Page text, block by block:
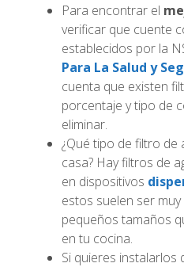
Para encontrar el
verificar que cuente
establecidos por la
Para La Salud y
cuenta que existen
porcentaje y tipo de
eliminar.
¿Qué tipo de filtro de
casa? Hay filtros de
en dispositivos
estos suelen ser
pequeños tamaños
en tu cocina.
Si quieres instalarlos